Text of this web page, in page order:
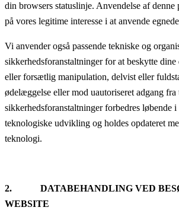
din browsers statuslinje. Anvendelse af denne
på vores legitime interesse i at anvende
Vi anvender også passende tekniske og
sikkerhedsforanstaltninger for at beskytte
eller forsætlig manipulation, delvist eller
ødelæggelse eller mod uautoriseret adgang fra
sikkerhedsforanstaltninger forbedres løbende i
teknologiske udvikling og holdes opdateret
teknologi.
2. DATABEHANDLING VED
WEBSITE